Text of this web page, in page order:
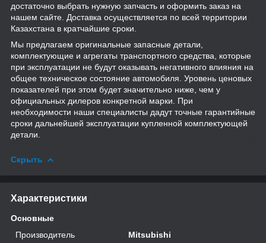
достаточно выбрать нужную запчасть и оформить заказ на
нашем сайте. Доставка осуществляется по всей территории
Казахстана в кратчайшие сроки.
Мы предлагаем оригинальные запасные детали,
комплектующие и агрегаты транспортного средства, которые
при эксплуатации не будут оказывать негативного влияния на
общее техническое состояние автомобиля. Уровень ценовых
показателей при этом будет значительно ниже, чем у
официальных дилеров конкретной марки. При
необходимости наши специалисты дадут точные гарантийные
сроки дальнейшей эксплуатации купленной комплектующей
детали.
Скрыть
Характеристики
Основные
Производитель
Mitsubishi